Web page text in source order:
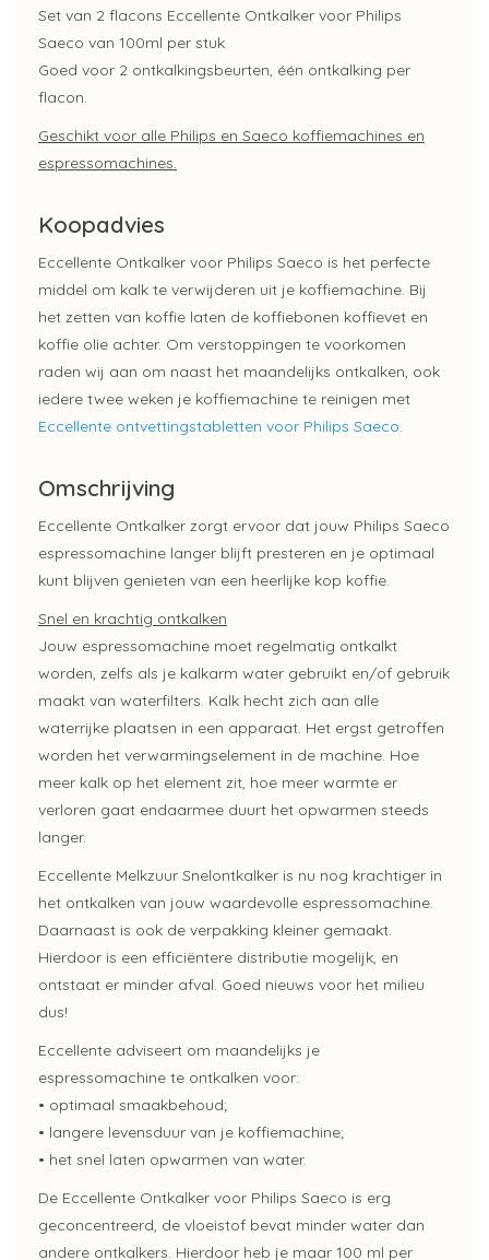
Set van 2 flacons Eccellente Ontkalker voor Philips
Saeco van 100ml per stuk
Goed voor 2 ontkalkingsbeurten, één ontkalking per
flacon.
Geschikt voor alle Philips en Saeco koffiemachines en
espressomachines.
Koopadvies
Eccellente Ontkalker voor Philips Saeco is het perfecte
middel om kalk te verwijderen uit je koffiemachine. Bij
het zetten van koffie laten de koffiebonen koffievet en
koffie olie achter. Om verstoppingen te voorkomen
raden wij aan om naast het maandelijks ontkalken, ook
iedere twee weken je koffiemachine te reinigen met
Eccellente ontvettingstabletten voor Philips Saeco.
Omschrijving
Eccellente Ontkalker zorgt ervoor dat jouw Philips Saeco
espressomachine langer blijft presteren en je optimaal
kunt blijven genieten van een heerlijke kop koffie.
Snel en krachtig ontkalken
Jouw espressomachine moet regelmatig ontkalkt
worden, zelfs als je kalkarm water gebruikt en/of gebruik
maakt van waterfilters. Kalk hecht zich aan alle
waterrijke plaatsen in een apparaat. Het ergst getroffen
worden het verwarmingselement in de machine. Hoe
meer kalk op het element zit, hoe meer warmte er
verloren gaat endaarmee duurt het opwarmen steeds
langer.
Eccellente Melkzuur Snelontkalker is nu nog krachtiger in
het ontkalken van jouw waardevolle espressomachine.
Daarnaast is ook de verpakking kleiner gemaakt.
Hierdoor is een efficiëntere distributie mogelijk, en
ontstaat er minder afval. Goed nieuws voor het milieu
dus!
Eccellente adviseert om maandelijks je
espressomachine te ontkalken voor:
• optimaal smaakbehoud;
• langere levensduur van je koffiemachine;
• het snel laten opwarmen van water.
De Eccellente Ontkalker voor Philips Saeco is erg
geconcentreerd, de vloeistof bevat minder water dan
andere ontkalkers. Hierdoor heb je maar 100 ml per